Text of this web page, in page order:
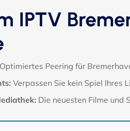
IPTV
Optimiertes Peering für
Verpassen Sie kein Spiel Ihres
Die neuesten Filme und